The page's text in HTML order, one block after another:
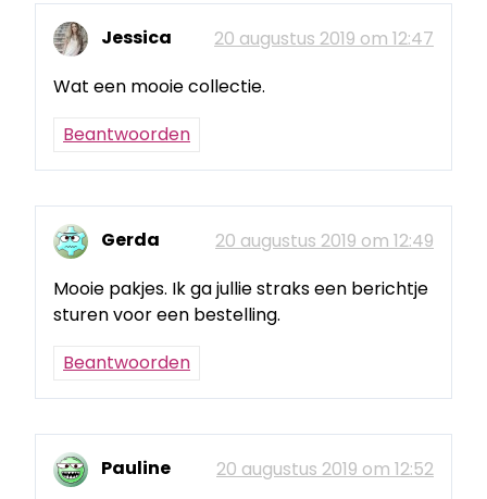
Jessica
20 augustus 2019 om 12:47
Wat een mooie collectie.
Beantwoorden
Gerda
20 augustus 2019 om 12:49
Mooie pakjes. Ik ga jullie straks een berichtje
sturen voor een bestelling.
Beantwoorden
Pauline 20 augustus 2019 om 12:52